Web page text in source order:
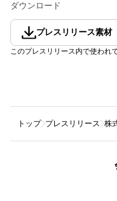
ダウンロード
プレスリリース素材
このプレスリリース内で使われ
トップ プレスリリース 株